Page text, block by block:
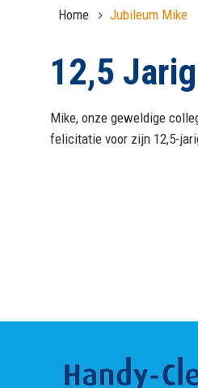
Home Jubileum Mike
12,5
Mike, onze geweldige
felicitatie voor zijn 12,5-